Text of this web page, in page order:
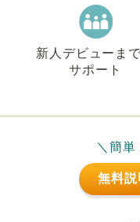
新人デビューま
サポート
＼簡単
無料